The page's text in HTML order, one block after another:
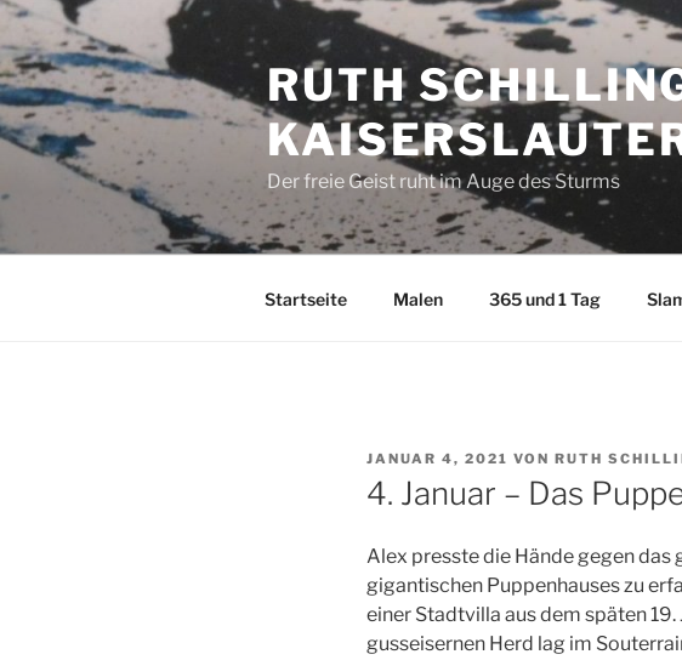
Zum
Inhalt
springen
RUTH
Der freie Geist ruht im Auge des Sturms
Startseite Malen 365 und 1 Tag
VERÖFFENTLICHT
AM
JANUAR 4, 2021 VON RUTH
4. Januar – Das
Alex presste die Hände gegen das
gigantischen Puppenhauses zu
einer Stadtvilla aus dem späten
gusseisernen Herd lag im